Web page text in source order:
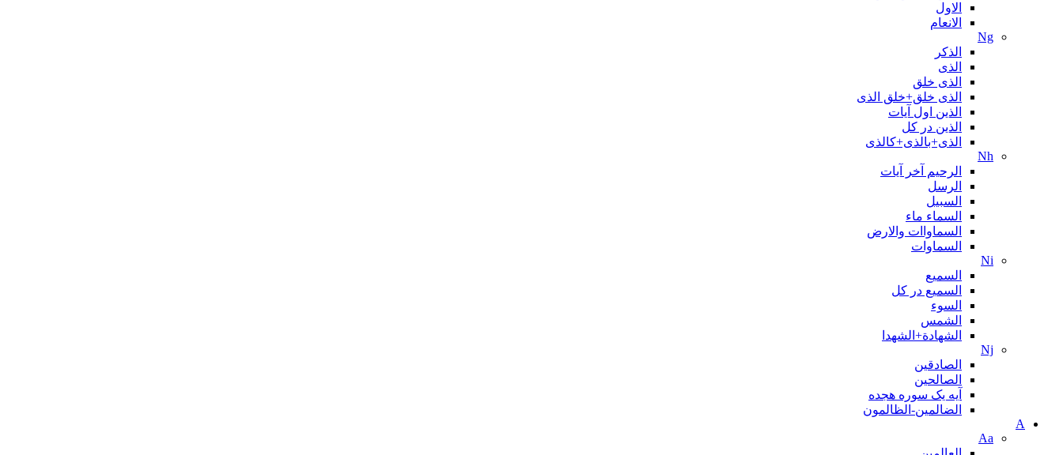
الاول
الانعام
Ng
الذکر
الذی
الذی خلق
الذی خلق+خلق الذی
الذین اول آیات
الذین در کل
الذی+بالذی+کالذی
Nh
الرحیم آخر آیات
الرسل
السبیل
السماء ماء
السماواات والارض
السماوات
Ni
السمیع
السمیع در کل
السوء
الشمس
الشهادة+الشهدا
Nj
الصادقین
الصالحین
آیه یک سوره هجده
الضالمين-الظالمون
A
Aa